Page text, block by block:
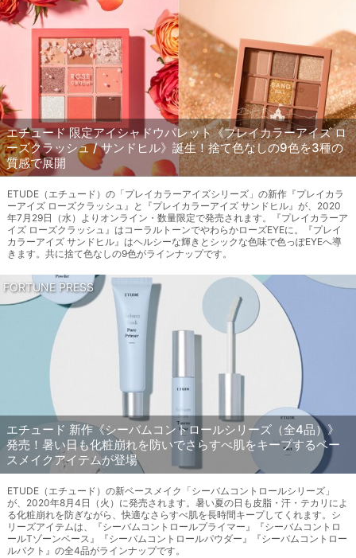
エチュード 限定アイシャドウパレット《プレイカラーアイズ ロ
ーズクラッシュ / サンドヒル》誕生！捨て色なしの9色を3種の
質感で展開
ETUDE（エチュード）の「プレイカラーアイズシリーズ」の新作『プレイカラ
ーアイズ ローズクラッシュ』と『プレイカラーアイズ サンドヒル』が、2020
年7月29日（水）よりオンライン・数量限定で発売されます。『プレイカラーア
イズ ローズクラッシュ』はコーラルトーンでやわらかローズEYEに。『プレイ
カラーアイズ サンドヒル』はヘルシーな輝きとシックな色味で色っぽEYEへ導
きます。共に捨て色なしの9色がラインナップです。
FORTUNE PRESS
エチュード 新作《シーバムコントロールシリーズ（全4品）》
発売！暑い日も化粧崩れを防いでさらすべ肌をキープするベー
スメイクアイテムが登場
ETUDE（エチュード）の新ベースメイク「シーバムコントロールシリーズ」
が、2020年8月4日（火）に発売されます。暑い夏の日も皮脂・汗・テカリによ
る化粧崩れを防ぎながら、快適なさらすべ肌を長時間キープしてくれます。シ
リーズアイテムは、『シーバムコントロールプライマー』『シーバムコントロ
ールTゾーンベース』『シーバムコントロールパウダー』『シーバムコントロー
ルパクト』の全4品がラインナップです。